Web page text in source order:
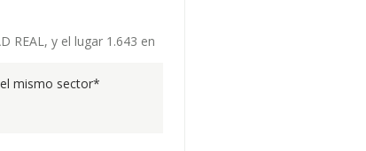
REAL, y el lugar 1.643 en
mismo sector*